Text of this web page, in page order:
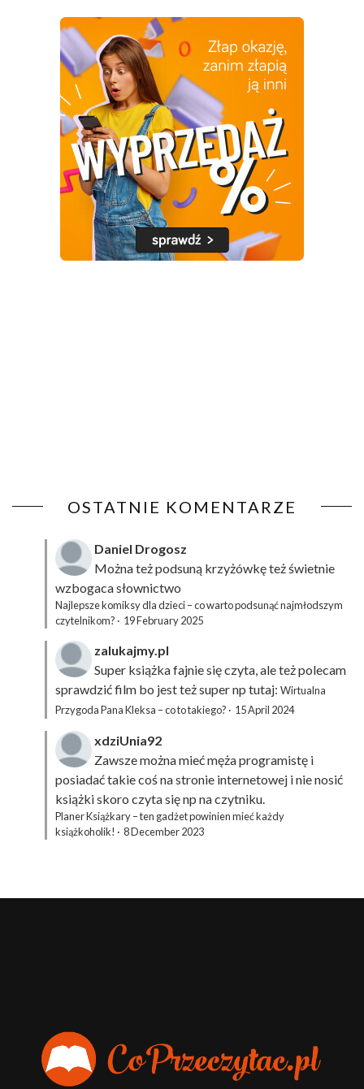
OSTATNIE KOMENTARZE
Daniel Drogosz
Można też podsuną krzyżówkęteż świetnie
wzbogaca słownictwo
Najlepsze komiksy dla dzieci – co warto podsunąć najmłodszym
czytelnikom? · 19 February 2025
zalukajmy.pl
Super książka fajnie się czyta, ale też polecam
sprawdzić film bo jest też super np tutaj: Wirtualna
Przygoda Pana Kleksa – co to takiego? · 15 April 2024
xdziUnia92
Zawsze można mieć męża programistę i
posiadać takie coś na stronie internetowej i nie nosić
książki skoro czyta się np na czytniku.
Planer Książkary – ten gadżet powinien mieć każdy
książkoholik! · 8 December 2023